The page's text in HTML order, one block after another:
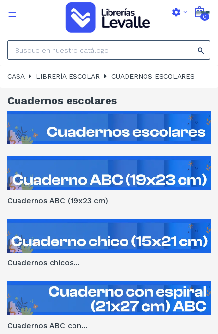

settings 0
Navegación
☰
CASA LIBRERÍA ESCOLAR CUADERNOS ESCOLARES
Cuadernos escolares
Cuadernos ABC (19x23 cm)
Cuadernos chicos...
Cuadernos ABC con...